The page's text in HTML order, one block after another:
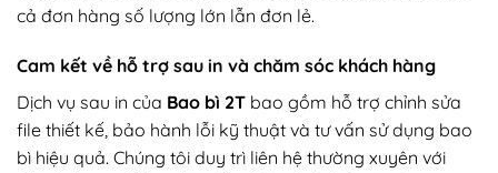
cả đơn hàng số lượng lớn lẫn đơn lẻ.
Cam kết về hỗ trợ sau in và chăm sóc khách hàng
Dịch vụ sau in của Bao bì 2T bao gồm hỗ trợ chỉnh sửa
file thiết kế, bảo hành lỗi kỹ thuật và tư vấn sử dụng bao
bì hiệu quả. Chúng tôi duy trì liên hệ thường xuyên với